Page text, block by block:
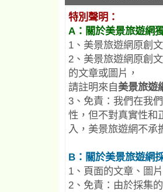
特別聲明：
A：關於美景旅遊網
1、美景旅遊網原創
2、美景旅遊網原創
的文章或圖片，
請註明來自美景旅遊
3、免責：我們在我
性，但不對真實性和
入，美景旅遊網不承
B：關於美景旅遊網
1、頁面的文章、圖
2、免責：由於採集